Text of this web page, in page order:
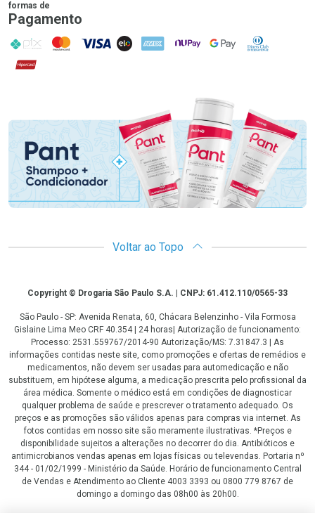
formas de
Pagamento
PIX MasterCard
VISA ELO AMEX NuPay Google PayDiners Club
Hipercard
Promoção em Destaque
Voltar ao Topo
CopyrightCopyright © Drogaria São Paulo S.A. | CNPJ: 61.412.110/0565-33
São Paulo - SP: Avenida Renata, 60, Chácara Belenzinho - Vila Formosa
Gislaine Lima Meo CRF 40.354 | 24 horas| Autorização de funcionamento:
Processo: 2531.559767/2014-90 Autorização/MS: 7.31847.3 | As
informações contidas neste site, como promoções e ofertas de remédios e
medicamentos, não devem ser usadas para automedicação e não
substituem, em hipótese alguma, a medicação prescrita pelo profissional da
área médica. Somente o médico está em condições de diagnosticar
qualquer problema de saúde e prescrever o tratamento adequado. Os
preços e as promoções são válidos apenas para compras via internet. As
fotos contidas em nosso site são meramente ilustrativas. *Preços e
disponibilidade sujeitos a alterações no decorrer do dia. Antibióticos e
antimicrobianos vendas apenas em lojas físicas ou televendas. Portaria nº
344 - 01/02/1999 - Ministério da Saúde. Horário de funcionamento Central
de Vendas e Atendimento ao Cliente 4003 3393 ou 0800 779 8767 de
domingo a domingo das 08h00 às 20h00.